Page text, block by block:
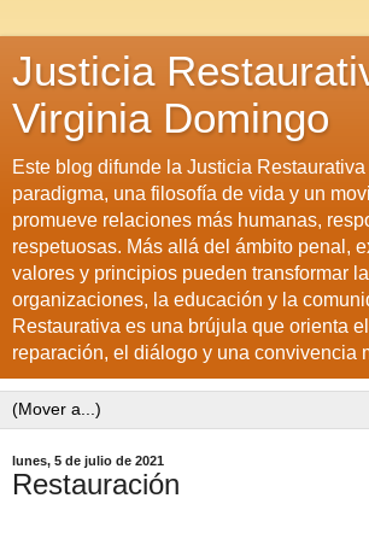
Justicia
Virginia Domingo
Este blog difunde la Justicia Restaurativa
paradigma, una filosofía de vida y un
promueve relaciones más humanas,
respetuosas. Más allá del ámbito penal,
valores y principios pueden transformar
organizaciones, la educación y la
Restaurativa es una brújula que orienta
reparación, el diálogo y una convivencia
lunes, 5 de julio de 2021
Restauración